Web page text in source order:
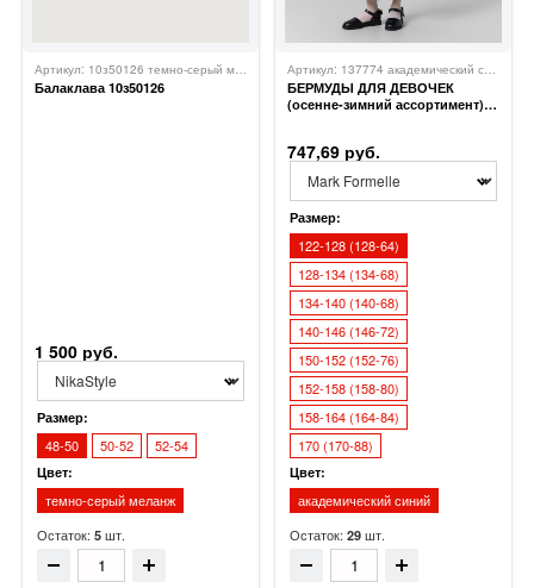
Балаклава 10з50126
Артикул: 10з50126 темно-серый меланж NIKASTYLE
1 500 руб.
Размер:
48-50 50-52 52-54
Цвет:
темно-серый меланж
Остаток: 5 шт.
БЕРМУДЫ ДЛЯ ДЕВОЧЕК
(осенне-зимний ассортимент)
Артикул: 137774 академический синий 1050
747,69 руб.
Размер:
122-128 (128-64)
128-134 (134-68)
134-140 (140-68)
140-146 (146-72)
150-152 (152-76)
152-158 (158-80)
158-164 (164-84)
170 (170-88)
Цвет:
академический синий
Остаток: 29 шт.